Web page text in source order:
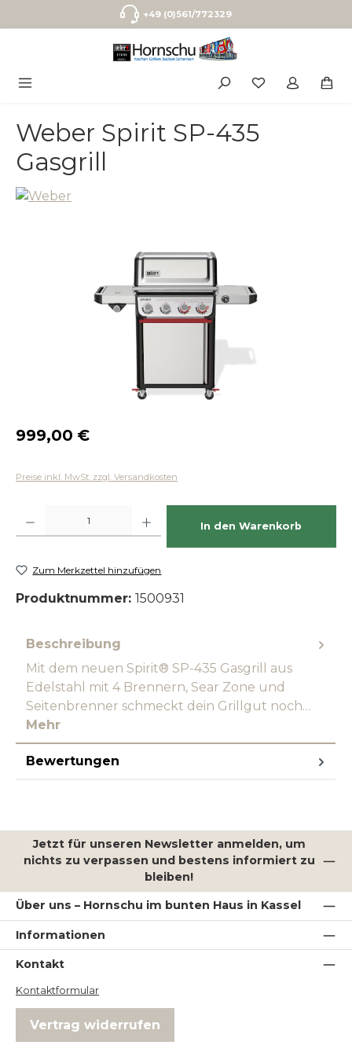
Zum Hauptinhalt springen+49 (0)561/772329
Weber Spirit SP-435
Gasgrill
Regulärer Preis:
999,00 €
Preise inkl. MwSt. zzgl. Versandkosten
In den Warenkorb
Zum Merkzettel hinzufügen
Produktnummer: 1500931
Beschreibung
Mit dem neuen Spirit® SP-435 Gasgrill aus
Edelstahl mit 4 Brennern, Sear Zone und
Seitenbrenner schmeckt dein Grillgut noch…
Mehr
Bewertungen
Jetzt für unseren Newsletter anmelden, um
nichts zu verpassen und bestens informiert zu
bleiben!
Über uns – Hornschu im bunten Haus in Kassel
Informationen
Kontakt
Kontaktformular
Vertrag widerrufen